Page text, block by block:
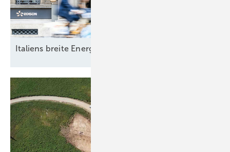
Italiens breite Energiewende